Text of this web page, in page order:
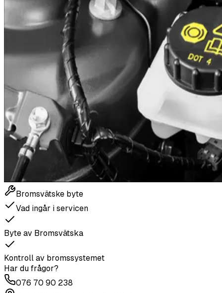
Bromsvätske byte
Vad ingår i servicen
Byte av Bromsvätska
Kontroll av bromssystemet
Har du frågor?
076 70 90 238